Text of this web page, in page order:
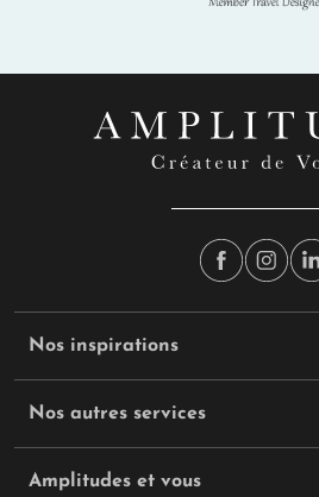
Nos inspirations
Nos autres services
Amplitudes et vous